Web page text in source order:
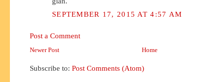
SEPTEMBER 17, 2015 AT 4:57 AM
Post a Comment
Newer Post Home
Subscribe to: Post Comments (Atom)